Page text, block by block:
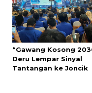
“Gawang Kosong
Deru Lempar Sinyal
Tantangan ke Joncik